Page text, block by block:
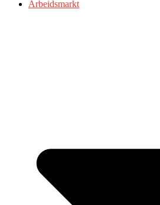
Arbeidsmarkt